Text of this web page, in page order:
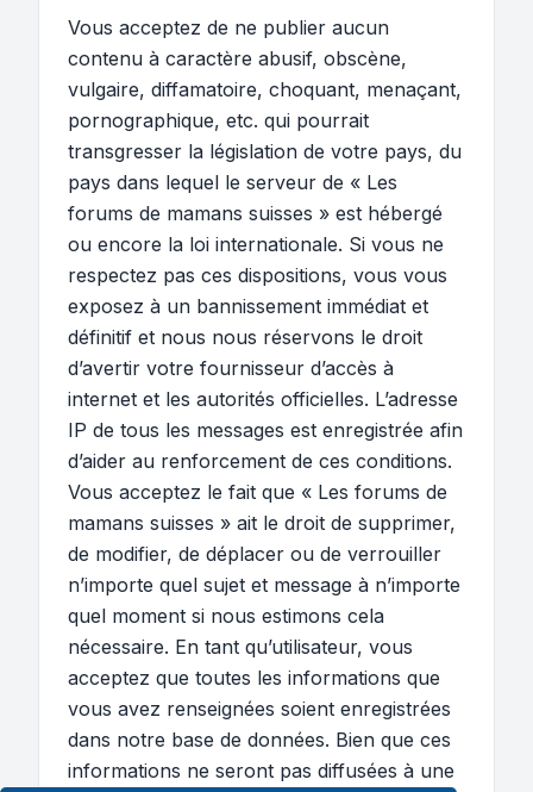
Vous acceptez de ne publier aucun
contenu à caractère abusif, obscène,
vulgaire, diffamatoire, choquant, menaçant,
pornographique, etc. qui pourrait
transgresser la législation de votre pays, du
pays dans lequel le serveur de « Les
forums de mamans suisses » est hébergé
ou encore la loi internationale. Si vous ne
respectez pas ces dispositions, vous vous
exposez à un bannissement immédiat et
définitif et nous nous réservons le droit
d’avertir votre fournisseur d’accès à
internet et les autorités officielles. L’adresse
IP de tous les messages est enregistrée afin
d’aider au renforcement de ces conditions.
Vous acceptez le fait que « Les forums de
mamans suisses » ait le droit de supprimer,
de modifier, de déplacer ou de verrouiller
n’importe quel sujet et message à n’importe
quel moment si nous estimons cela
nécessaire. En tant qu’utilisateur, vous
acceptez que toutes les informations que
vous avez renseignées soient enregistrées
dans notre base de données. Bien que ces
informations ne seront pas diffusées à une